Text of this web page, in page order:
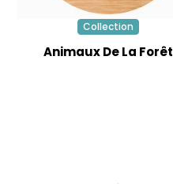
Collection
Animaux De La Forêt